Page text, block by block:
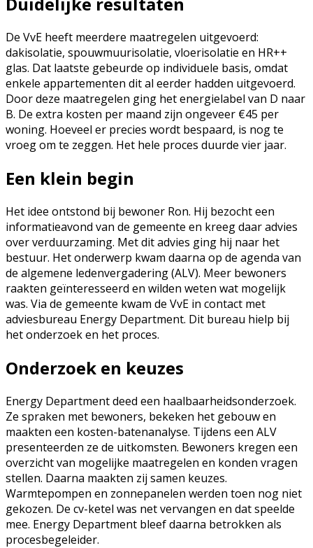
De VvE heeft meerdere maatregelen uitgevoerd:
dakisolatie, spouwmuurisolatie, vloerisolatie en HR++
glas. Dat laatste gebeurde op individuele basis, omdat
enkele appartementen dit al eerder hadden uitgevoerd.
Door deze maatregelen ging het energielabel van D naar
B. De extra kosten per maand zijn ongeveer €45 per
woning. Hoeveel er precies wordt bespaard, is nog te
vroeg om te zeggen. Het hele proces duurde vier jaar.
Een klein begin
Het idee ontstond bij bewoner Ron. Hij bezocht een
informatieavond van de gemeente en kreeg daar advies
over verduurzaming. Met dit advies ging hij naar het
bestuur. Het onderwerp kwam daarna op de agenda van
de algemene ledenvergadering (ALV). Meer bewoners
raakten geïnteresseerd en wilden weten wat mogelijk
was. Via de gemeente kwam de VvE in contact met
adviesbureau Energy Department. Dit bureau hielp bij
het onderzoek en het proces.
Onderzoek en keuzes
Energy Department deed een haalbaarheidsonderzoek.
Ze spraken met bewoners, bekeken het gebouw en
maakten een kosten-batenanalyse. Tijdens een ALV
presenteerden ze de uitkomsten. Bewoners kregen een
overzicht van mogelijke maatregelen en konden vragen
stellen. Daarna maakten zij samen keuzes.
Warmtepompen en zonnepanelen werden toen nog niet
gekozen. De cv-ketel was net vervangen en dat speelde
mee. Energy Department bleef daarna betrokken als
procesbegeleider.